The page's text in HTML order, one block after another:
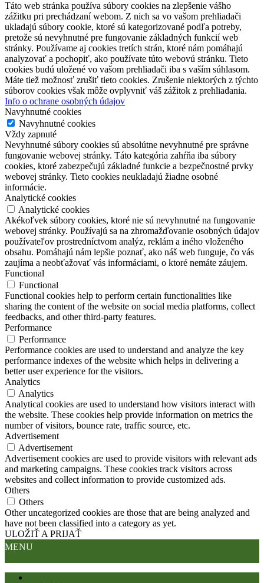
Táto web stránka používa súbory cookies na zlepšenie vášho
zážitku pri prechádzaní webom. Z nich sa vo vašom prehliadači
ukladajú súbory cookie, ktoré sú kategorizované podľa potreby,
pretože sú nevyhnutné pre fungovanie základných funkcií web
stránky. Používame aj cookies tretích strán, ktoré nám pomáhajú
analyzovať a pochopiť, ako používate túto webovú stránku. Tieto
cookies budú uložené vo vašom prehliadači iba s vaším súhlasom.
Máte tiež možnosť zrušiť tieto cookies. Zrušenie niektorých z týchto
súborov cookies však môže ovplyvniť váš zážitok z prehliadania.
Info o ochrane osobných údajov
Navyhnutné cookies
Navyhnutné cookies
Vždy zapnuté
Nevyhnutné súbory cookies sú absolútne nevyhnutné pre správne
fungovanie webovej stránky. Táto kategória zahŕňa iba súbory
cookies, ktoré zabezpečujú základné funkcie a bezpečnostné prvky
webovej stránky. Tieto cookies neukladajú žiadne osobné
informácie.
Analytické cookies
Analytické cookies
Akékoľvek súbory cookies, ktoré nie sú nevyhnutné na fungovanie
webovej stránky. Používajú sa na zhromažďovanie osobných údajov
používateľov prostredníctvom analýz, reklám a iného vloženého
obsahu. Pomáhajú nám lepšie poznať, ako náš web funguje, čo vás
zaujíma a neobťažovať vás informáciami, o ktoré nemáte záujem.
Functional
Functional
Functional cookies help to perform certain functionalities like
sharing the content of the website on social media platforms, collect
feedbacks, and other third-party features.
Performance
Performance
Performance cookies are used to understand and analyze the key
performance indexes of the website which helps in delivering a
better user experience for the visitors.
Analytics
Analytics
Analytical cookies are used to understand how visitors interact with
the website. These cookies help provide information on metrics the
number of visitors, bounce rate, traffic source, etc.
Advertisement
Advertisement
Advertisement cookies are used to provide visitors with relevant ads
and marketing campaigns. These cookies track visitors across
websites and collect information to provide customized ads.
Others
Others
Other uncategorized cookies are those that are being analyzed and
have not been classified into a category as yet.
ULOŽIŤ A PRIJAŤ
MENU